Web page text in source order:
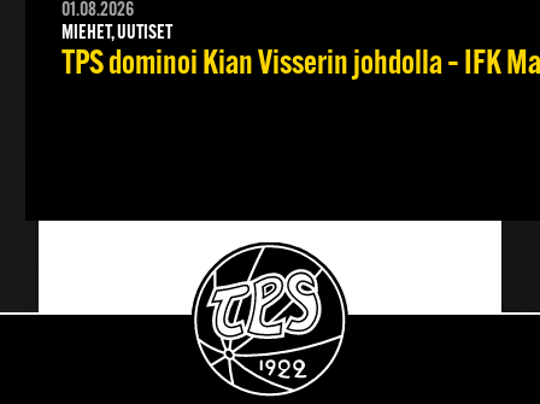
01.08.2026
MIEHET, UUTISET
TPS dominoi Kian Visserin johdolla – IFK